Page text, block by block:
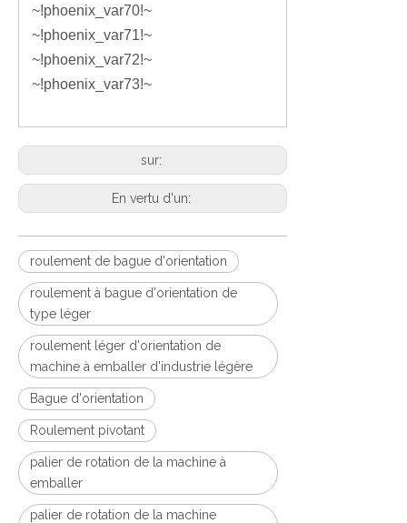
~!phoenix_var70!~
~!phoenix_var71!~
~!phoenix_var72!~
~!phoenix_var73!~
sur:
En vertu d'un:
roulement de bague d'orientation
roulement à bague d'orientation de
type léger
roulement léger d'orientation de
machine à emballer d'industrie légère
Bague d'orientation
Roulement pivotant
palier de rotation de la machine à
emballer
palier de rotation de la machine